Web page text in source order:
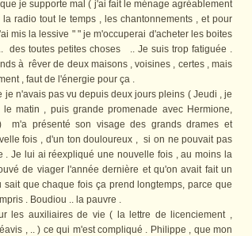
je supporte mal ( j'ai fait le ménage agréablement
radio tout le temps , les chantonnements , et pour
mis la lessive " " je m'occuperai d'acheter les boites
des toutes petites choses .. Je suis trop fatiguée .
à rêver de deux maisons , voisines , certes , mais
, faut de l'énergie pour ça .
pas vu depuis deux jours pleins ( Jeudi , je
matin , puis grande promenade avec Hermione,
présenté son visage des grands drames et
fois , d'un ton douloureux , si on ne pouvait pas
. Je lui ai réexpliqué une nouvelle fois , au moins la
de viager l'année dernière et qu'on avait fait un
que chaque fois ça prend longtemps, parce que
. Boudiou .. la pauvre .
auxiliaires de vie ( la lettre de licenciement ,
, .. ) ce qui m'est compliqué . Philippe , que mon